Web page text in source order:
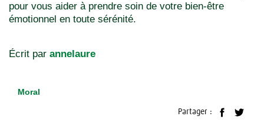
pour vous aider à prendre soin de votre bien-être
émotionnel en toute sérénité.
Écrit par annelaure
Moral
Partager :